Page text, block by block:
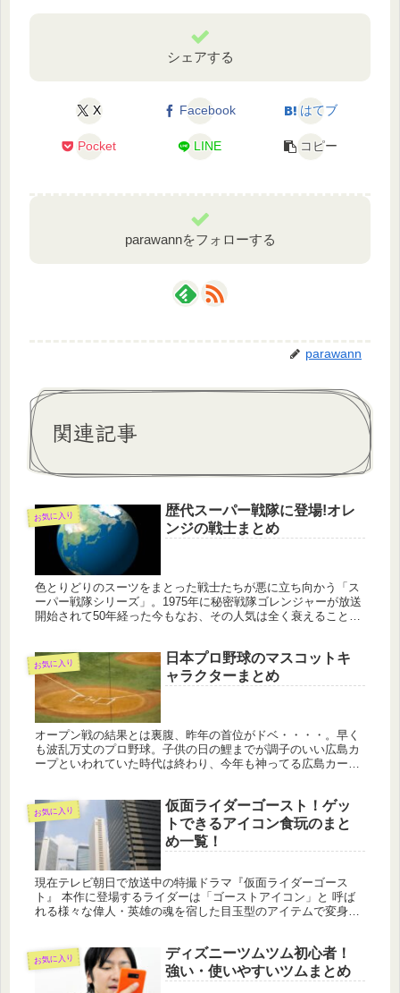
シェアする
X Facebook はてブ
Pocket LINE コピー
parawannをフォローする
parawann
関連記事
お気に入り
歴代スーパー戦隊に登場!オレ
ンジの戦士まとめ
色とりどりのスーツをまとった戦士たちが悪に立ち向かう「ス
ーパー戦隊シリーズ」。1975年に秘密戦隊ゴレンジャーが放送
開始されて50年経った今もなお、その人気は全く衰えることは
お気に入り
日本プロ野球のマスコットキ
ャラクターまとめ
オープン戦の結果とは裏腹、昨年の首位がドベ・・・・。早く
も波乱万丈のプロ野球。子供の日の鯉までが調子のいい広島カ
ープといわれていた時代は終わり、今年も神ってる広島カー
お気に入り
仮面ライダーゴースト！ゲッ
トできるアイコン食玩のまと
め一覧！
現在テレビ朝日で放送中の特撮ドラマ『仮面ライダーゴース
ト』 本作に登場するライダーは「ゴーストアイコン」と 呼ば
れる様々な偉人・英雄の魂を宿した目玉型のアイテムで変身
お気に入り
ディズニーツムツム初心者！
強い・使いやすいツムまとめ